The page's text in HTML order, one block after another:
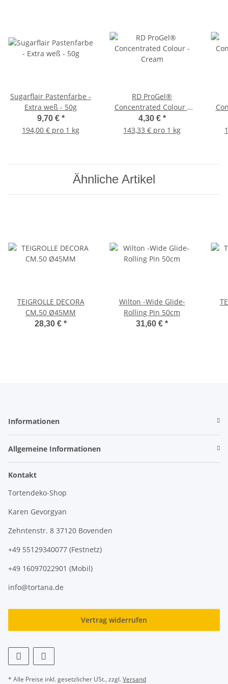
Sugarflair Pastenfarbe -
Extra weß - 50g
9,70 € *
194,00 € pro 1 kg
RD ProGel®
Concentrated Colour -
Cream
4,30 € *
143,33 € pro 1 kg
Ähnliche Artikel
TEIGROLLE DECORA
CM.50 Ø45MM
28,30 € *
Wilton -Wide Glide-
Rolling Pin 50cm
31,60 € *
Informationen
Allgemeine Informationen
Kontakt
Tortendeko-Shop
Karen Gevorgyan
Zehntenstr. 8 37120 Bovenden
+49 55129340077 (Festnetz)
+49 16097022901 (Mobil)
info@tortana.de
Vertrag widerrufen
* Alle Preise inkl. gesetzlicher USt., zzgl.Versand